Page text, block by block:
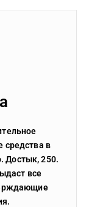
средства в
Достык, 250.
все